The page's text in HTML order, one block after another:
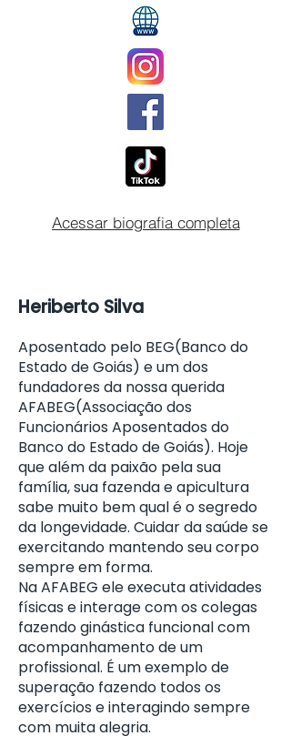
Acessar biografia completa
Heriberto Silva
Aposentado pelo BEG(Banco do
Estado de Goiás) e um dos
fundadores da nossa querida
AFABEG(Associação dos
Funcionários Aposentados do
Banco do Estado de Goiás). Hoje
que além da paixão pela sua
família, sua fazenda e apicultura
sabe muito bem qual é o segredo
da longevidade. Cuidar da saúde se
exercitando mantendo seu corpo
sempre em forma.
Na AFABEG ele executa atividades
físicas e interage com os colegas
fazendo ginástica funcional com
acompanhamento de um
profissional. É um exemplo de
superação fazendo todos os
exercícios e interagindo sempre
com muita alegria.